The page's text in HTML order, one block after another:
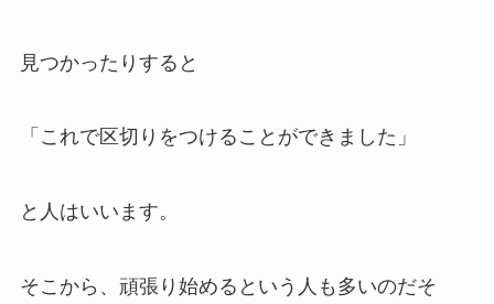
見つかったりすると
「これで区切りをつけることができました」
と人はいいます。
そこから、頑張り始めるという人も多いのだそ